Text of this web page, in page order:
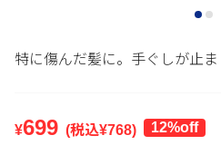
特に傷んだ髪に。手ぐしが止ま
¥699 (税込¥768)
12%off